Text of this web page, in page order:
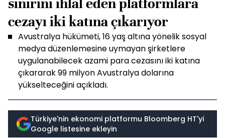
sınırını ihlal eden platformlara
cezayı iki katına çıkarıyor
Avustralya hükümeti, 16 yaş altına yönelik sosyal
medya düzenlemesine uymayan şirketlere
uygulanabilecek azami para cezasını iki katına
çıkararak 99 milyon Avustralya dolarına
yükselteceğini açıkladı.
Türkiye'nin ekonomi platformu Bloomberg HT'yi
Google listesine ekleyin